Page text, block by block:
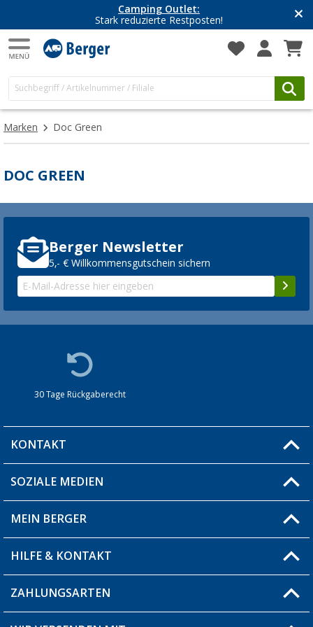
Camping Outlet:
Stark reduzierte Restposten!
Marken Doc Green
DOC GREEN
Berger Newsletter
5,- € Willkommensgutschein sichern
30 Tage Rückgaberecht
KONTAKT
Du hast eine Frage?
Filiale finden
SOZIALE MEDIEN
MEIN BERGER
Blog
Produkttester
HILFE & KONTAKT
Fragen & Antworten / FAQ
ZAHLUNGSARTEN